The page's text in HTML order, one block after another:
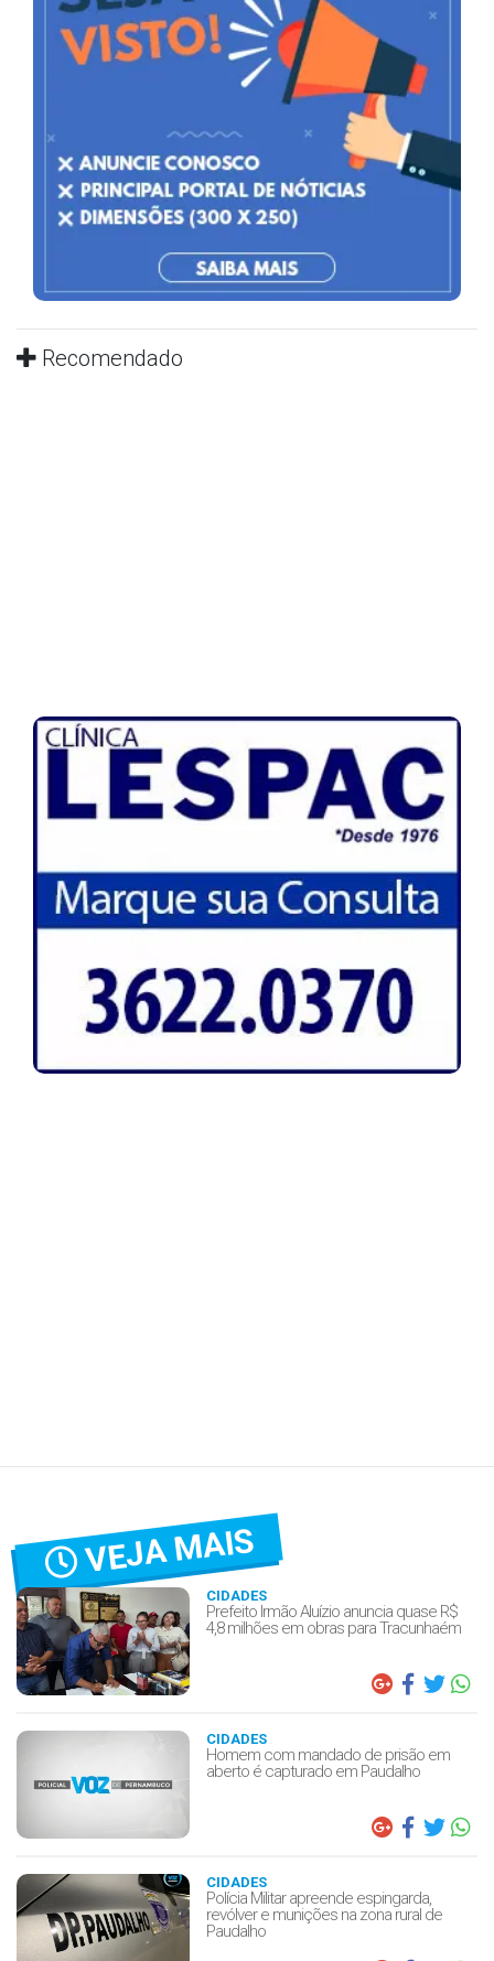
Recomendado
VEJA MAIS
CIDADES
Prefeito Irmão Aluízio anuncia quase R$
4,8 milhões em obras para Tracunhaém
CIDADES
Homem com mandado de prisão em
aberto é capturado em Paudalho
CIDADES
Polícia Militar apreende espingarda,
revólver e munições na zona rural de
Paudalho